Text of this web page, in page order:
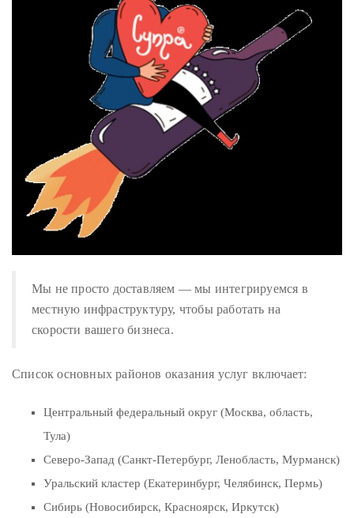
info@theduanewells.com
Sponsorship:
sponsorship@theduanewells.com
Concierge:
concierge@theduanewells.com
Follow
on
@therealduanewells
Video
Мы не просто доставляем — мы интегрируемся в
местную инфраструктуру, чтобы работать на
скорости вашего бизнеса.
Список основных районов оказания услуг включает:
Центральный федеральный округ (Москва, область,
Тула)
Северо-Запад (Санкт-Петербург, Ленобласть, Мурманск)
Уральский кластер (Екатеринбург, Челябинск, Пермь)
Сибирь (Новосибирск, Красноярск, Иркутск)